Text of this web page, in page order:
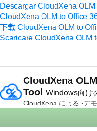
Descargar CloudXena
CloudXena OLM to Office
下载 CloudXena OLM to
Scaricare CloudXena OLM
CloudXena
Tool
Windows向け
CloudXena による デモ